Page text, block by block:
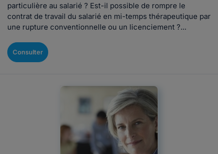
particulière au salarié ? Est-il possible de rompre le
contrat de travail du salarié en mi-temps thérapeutique par
une rupture conventionnelle ou un licenciement ?...
Consulter